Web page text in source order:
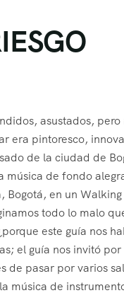
asustados,
era pintoresco,
de la ciudad de
de fondo
en un
todo lo malo
este guía nos
el guía nos invitó
pasar por varios
de